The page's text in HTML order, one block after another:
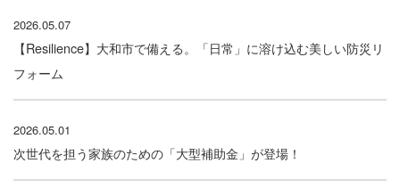
2026.05.07
【Resilience】大和市で備える。「日常」に溶け込む美しい防災リ
フォーム
2026.05.01
次世代を担う家族のための「大型補助金」が登場！